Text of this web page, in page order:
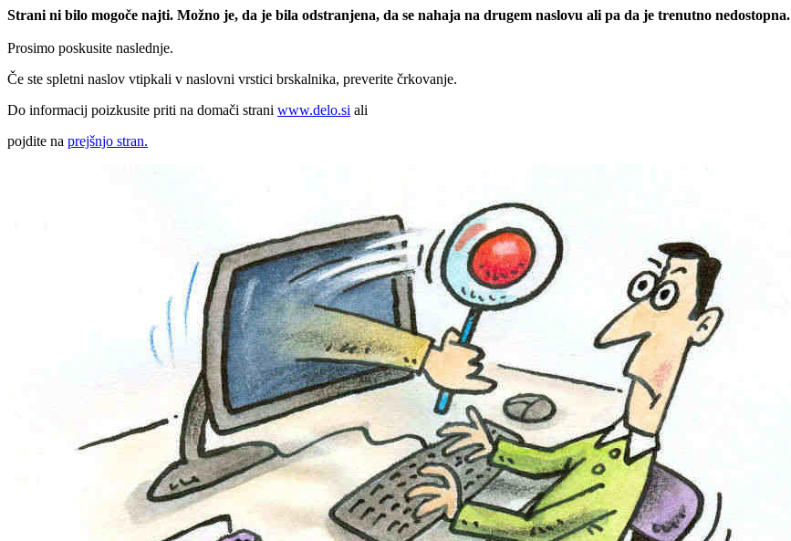
Strani ni bilo mogoče najti. Možno je, da je bila odstranjena, da se nahaja na drugem naslovu ali pa da je trenutno nedostopna.
Prosimo poskusite naslednje.
Če ste spletni naslov vtipkali v naslovni vrstici brskalnika, preverite črkovanje.
Do informacij poizkusite priti na domači strani www.delo.si ali
pojdite na prejšnjo stran.